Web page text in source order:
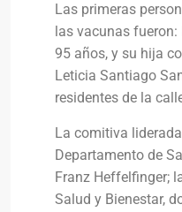
Las primeras
las vacunas fueron:
95 años, y su hija
Leticia Santiago
residentes de la
La comitiva
Departamento de
Franz Heffelfinger;
Salud y Bienestar,